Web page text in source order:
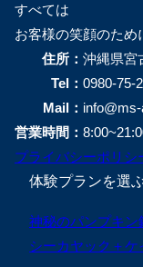
すべては
お客様の笑顔のため
住所： 沖縄県宮
Tel： 0980-75-
Mail：
営業時間：
プライバシーポリシ
体験プランを選
神秘のパンプキン
シーカヤック＋